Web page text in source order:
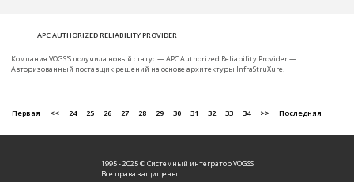
APC AUTHORIZED RELIABILITY PROVIDER
Компания VOGS'S получила новый статус — APC Authorized Reliability Provider —
Авторизованный поставщик решений на основе архитектуры InfraStruXure.
Первая << 24 25 26 27 28 29 30 31 32 33 34 >> Последняя
1995 - 2025 © Системный интегратор VOGSS
Все права защищены.